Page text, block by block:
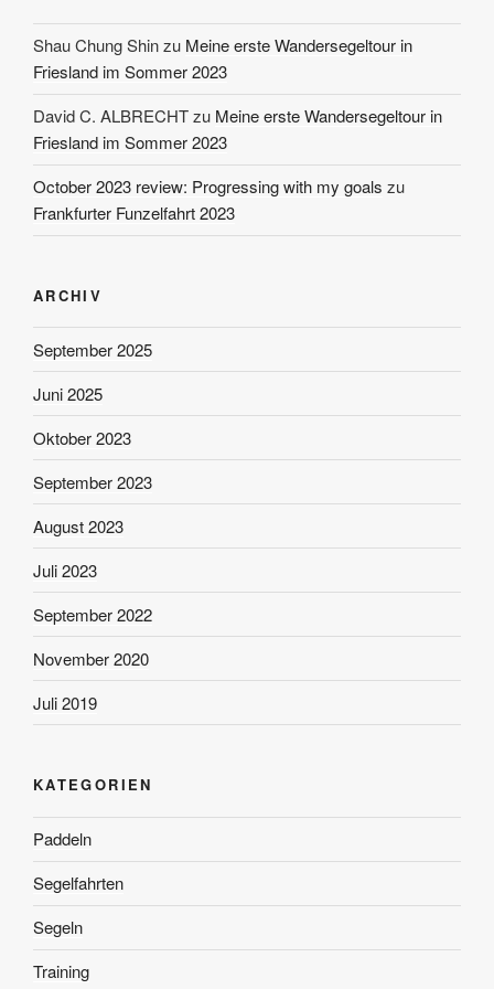
Shau Chung Shinzu Meine erste Wandersegeltour in
Friesland im Sommer 2023
David C. ALBRECHTzu Meine erste Wandersegeltour in
Friesland im Sommer 2023
October 2023 review: Progressing with my goals zu
Frankfurter Funzelfahrt 2023
ARCHIV
September 2025
Juni 2025
Oktober 2023
September 2023
August 2023
Juli 2023
September 2022
November 2020
Juli 2019
KATEGORIEN
Paddeln
Segelfahrten
Segeln
Training